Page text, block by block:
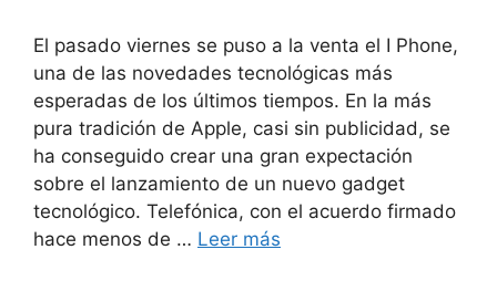
El pasado viernes se puso a la venta el I Phone,
una de las novedades tecnológicas más
esperadas de los últimos tiempos. En la más
pura tradición de Apple, casi sin publicidad, se
ha conseguido crear una gran expectación
sobre el lanzamiento de un nuevo gadget
tecnológico. Telefónica, con el acuerdo firmado
hace menos de … Leer más